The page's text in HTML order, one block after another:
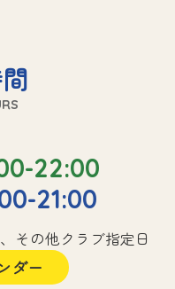
22:00
21:00
その他クラブ指定日
ダー